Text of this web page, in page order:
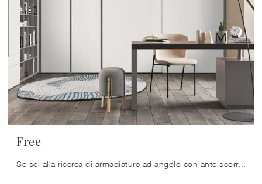
Free
Se sei alla ricerca di armadiature ad angolo con ante scorrevoli, clicca e scopri l'armadio Free di Ballancin in legno laccato.